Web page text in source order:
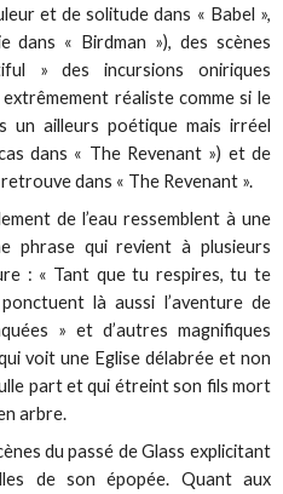
et de solitude dans « Babel »,
« Birdman »), des scènes
» des incursions oniriques
réaliste comme si le
un ailleurs poétique mais irréel
dans « The Revenant ») et de
dans « The Revenant ».
de l’eau ressemblent à une
phrase qui revient à plusieurs
: « Tant que tu respires, tu te
là aussi l’aventure de
» et d’autres magnifiques
voit une Eglise délabrée et non
part et qui étreint son fils mort
arbre.
du passé de Glass explicitant
de son épopée. Quant aux